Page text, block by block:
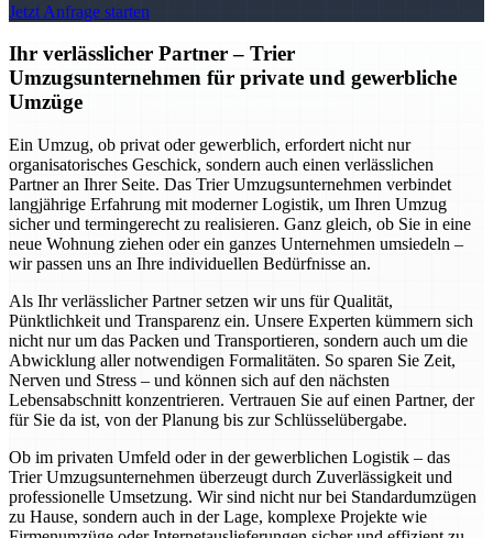
Jetzt Anfrage starten
Ihr verlässlicher Partner – Trier
Umzugsunternehmen für private und gewerbliche
Umzüge
Ein Umzug, ob privat oder gewerblich, erfordert nicht nur
organisatorisches Geschick, sondern auch einen verlässlichen
Partner an Ihrer Seite. Das Trier Umzugsunternehmen verbindet
langjährige Erfahrung mit moderner Logistik, um Ihren Umzug
sicher und termingerecht zu realisieren. Ganz gleich, ob Sie in eine
neue Wohnung ziehen oder ein ganzes Unternehmen umsiedeln –
wir passen uns an Ihre individuellen Bedürfnisse an.
Als Ihr verlässlicher Partner setzen wir uns für Qualität,
Pünktlichkeit und Transparenz ein. Unsere Experten kümmern sich
nicht nur um das Packen und Transportieren, sondern auch um die
Abwicklung aller notwendigen Formalitäten. So sparen Sie Zeit,
Nerven und Stress – und können sich auf den nächsten
Lebensabschnitt konzentrieren. Vertrauen Sie auf einen Partner, der
für Sie da ist, von der Planung bis zur Schlüsselübergabe.
Ob im privaten Umfeld oder in der gewerblichen Logistik – das
Trier Umzugsunternehmen überzeugt durch Zuverlässigkeit und
professionelle Umsetzung. Wir sind nicht nur bei Standardumzügen
zu Hause, sondern auch in der Lage, komplexe Projekte wie